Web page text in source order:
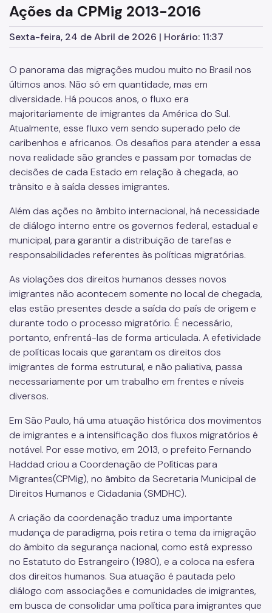
CRAI Oriana Jara
CRAI Móvel
Plano Municipal
Legislação
Participação Social
Programas e Projetos
Portas Abertas
Formação de Servidores
Incidência Internacional
Mulheres e Imigrantes LGBTI+
Promoção do Trabalho Decente
COMTRAE
Trabalho Escravo: Como Denunciar
Inclusão Econômica e Produtiva
Ações da CPMig 2013-2016
Sexta-feira, 24 de Abril de 2026 | Horário: 11:37
O panorama das migrações mudou muito no Brasil nos
últimos anos. Não só em quantidade, mas em
diversidade. Há poucos anos, o fluxo era
majoritariamente de imigrantes da América do Sul.
Atualmente, esse fluxo vem sendo superado pelo de
caribenhos e africanos. Os desafios para atender a essa
nova realidade são grandes e passam por tomadas de
decisões de cada Estado em relação à chegada, ao
trânsito e à saída desses imigrantes.
Além das ações no âmbito internacional, há necessidade
de diálogo interno entre os governos federal, estadual e
municipal, para garantir a distribuição de tarefas e
responsabilidades referentes às políticas migratórias.
As violações dos direitos humanos desses novos
imigrantes não acontecem somente no local de chegada,
elas estão presentes desde a saída do país de origem e
durante todo o processo migratório. É necessário,
portanto, enfrentá-las de forma articulada. A efetividade
de políticas locais que garantam os direitos dos
imigrantes de forma estrutural, e não paliativa, passa
necessariamente por um trabalho em frentes e níveis
diversos.
Em São Paulo, há uma atuação histórica dos movimentos
de imigrantes e a intensificação dos fluxos migratórios é
notável. Por esse motivo, em 2013, o prefeito Fernando
Haddad criou a Coordenação de Políticas para
Migrantes(CPMig), no âmbito da Secretaria Municipal de
Direitos Humanos e Cidadania (SMDHC).
A criação da coordenação traduz uma importante
mudança de paradigma, pois retira o tema da imigração
do âmbito da segurança nacional, como está expresso
no Estatuto do Estrangeiro (1980), e a coloca na esfera
dos direitos humanos. Sua atuação é pautada pelo
diálogo com associações e comunidades de imigrantes,
em busca de consolidar uma política para imigrantes que